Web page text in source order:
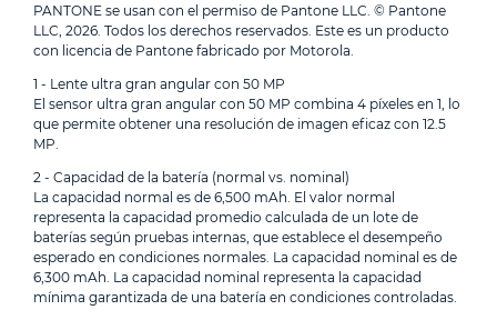
PANTONE se usan con el permiso de Pantone LLC. © Pantone
LLC, 2026. Todos los derechos reservados. Este es un producto
con licencia de Pantone fabricado por Motorola.
1 - Lente ultra gran angular con 50 MP
El sensor ultra gran angular con 50 MP combina 4 píxeles en 1, lo
que permite obtener una resolución de imagen eficaz con 12.5
MP.
2 - Capacidad de la batería (normal vs. nominal)
La capacidad normal es de 6,500 mAh. El valor normal
representa la capacidad promedio calculada de un lote de
baterías según pruebas internas, que establece el desempeño
esperado en condiciones normales. La capacidad nominal es de
6,300 mAh. La capacidad nominal representa la capacidad
mínima garantizada de una batería en condiciones controladas.